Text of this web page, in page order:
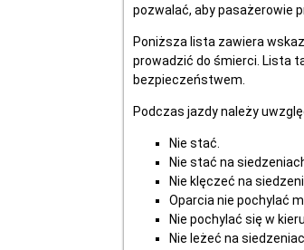
pozwalać, aby pasażerowie
Poniższa lista zawiera
prowadzić do śmierci. Lista
bezpieczeństwem.
Podczas jazdy należy
Nie stać.
Nie stać na
Nie klęczeć na
Oparcia nie pochylać
Nie pochylać się w
Nie leżeć na